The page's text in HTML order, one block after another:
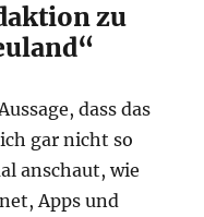
zu
dass das
gar nicht so
anschaut, wie
Apps und